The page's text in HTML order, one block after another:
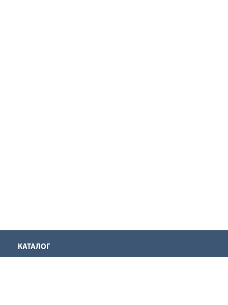
КАТАЛОГ